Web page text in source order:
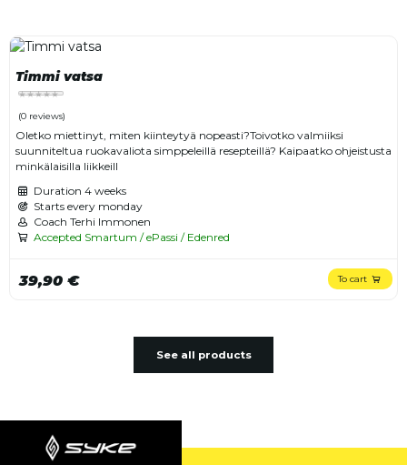
Timmi vatsa
(0 reviews)
Oletko miettinyt, miten kiinteytyä nopeasti?Toivotko valmiiksi
suunniteltua ruokavaliota simppeleillä resepteillä? Kaipaatko ohjeistusta
minkälaisilla liikkeill
Duration 4 weeks
Starts every monday
Coach Terhi Immonen
Accepted Smartum / ePassi / Edenred
39,90 € To cart
See all products